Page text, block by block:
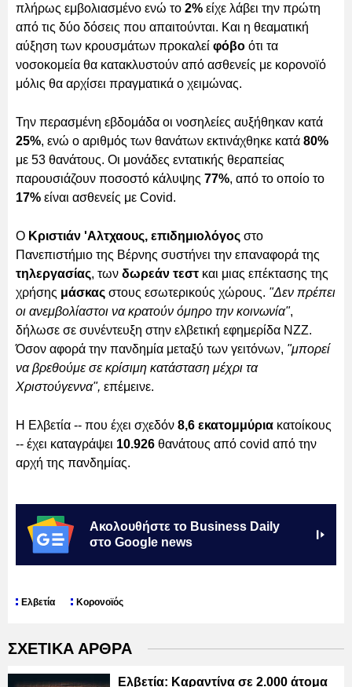
πλήρως εμβολιασμένο ενώ το 2% είχε λάβει την πρώτη
από τις δύο δόσεις που απαιτούνται. Και η θεαματική
αύξηση των κρουσμάτων προκαλεί φόβο ότι τα
νοσοκομεία θα κατακλυστούν από ασθενείς με κορονοϊό
μόλις θα αρχίσει πραγματικά ο χειμώνας.
Την περασμένη εβδομάδα οι νοσηλείες αυξήθηκαν κατά
25%, ενώ ο αριθμός των θανάτων εκτινάχθηκε κατά 80%
με 53 θανάτους. Οι μονάδες εντατικής θεραπείας
παρουσιάζουν ποσοστό κάλυψης 77%, από το οποίο το
17% είναι ασθενείς με Covid.
Ο Κριστιάν 'Αλτχαους, επιδημιολόγος στο
Πανεπιστήμιο της Βέρνης συστήνει την επαναφορά της
τηλεργασίας, των δωρεάν τεστ και μιας επέκτασης της
χρήσης μάσκας στους εσωτερικούς χώρους. "Δεν πρέπει
οι ανεμβολίαστοι να κρατούν όμηρο την κοινωνία",
δήλωσε σε συνέντευξη στην ελβετική εφημερίδα NZZ.
Όσον αφορά την πανδημία μεταξύ των γειτόνων, "μπορεί
να βρεθούμε σε κρίσιμη κατάσταση μέχρι τα
Χριστούγεννα", επέμεινε.
Η Ελβετία -- που έχει σχεδόν 8,6 εκατομμύρια κατοίκους
-- έχει καταγράψει 10.926 θανάτους από covid από την
αρχή της πανδημίας.
Ακολουθήστε το Business Daily
στο Google news
Ελβετία Κορονοϊός
ΣΧΕΤΙΚΑ ΑΡΘΡΑ
Ελβετία: Καραντίνα σε 2.000 άτομα